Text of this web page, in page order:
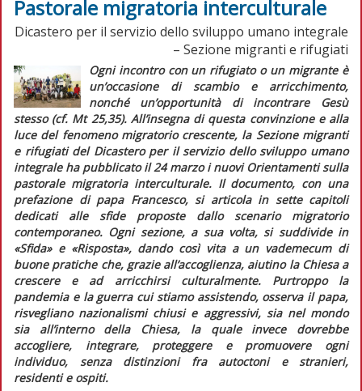
Pastorale migratoria interculturale
Dicastero per il servizio dello sviluppo umano integrale
– Sezione migranti e rifugiati
Ogni incontro con un rifugiato o un migrante è
un’occasione di scambio e arricchimento,
nonché un’opportunità di incontrare Gesù
stesso (cf. Mt 25,35). All’insegna di questa convinzione e alla
luce del fenomeno migratorio crescente, la Sezione migranti
e rifugiati del Dicastero per il servizio dello sviluppo umano
integrale ha pubblicato il 24 marzo i nuovi Orientamenti sulla
pastorale migratoria interculturale. Il documento, con una
prefazione di papa Francesco, si articola in sette capitoli
dedicati alle sfide proposte dallo scenario migratorio
contemporaneo. Ogni sezione, a sua volta, si suddivide in
«Sfida» e «Risposta», dando così vita a un vademecumdi
buone pratiche che, grazie all’accoglienza, aiutino la Chiesa a
crescere e ad arricchirsi culturalmente. Purtroppo la
pandemia e la guerra cui stiamo assistendo, osserva il papa,
risvegliano nazionalismi chiusi e aggressivi, sia nel mondo
sia all’interno della Chiesa, la quale invece dovrebbe
accogliere, integrare, proteggere e promuovere ogni
individuo, senza distinzioni fra autoctoni e stranieri,
residenti e ospiti.